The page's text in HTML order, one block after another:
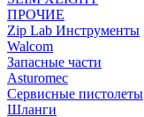
ПРОЧИЕ
Zip Lab Инструменты
Walсom
Запасные части
Asturomec
Сервисные пистолеты
Шланги